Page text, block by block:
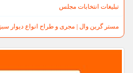
تبلیغات انتخابات مجلس
مستر گرین وال | مجری و طراح انواع دیوار سبز